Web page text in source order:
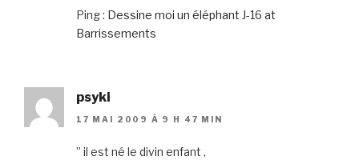
Ping : Dessine moi un éléphant J-16 at
Barrissements
psyki
17 MAI 2009 À 9 H 47 MIN
” il est né le divin enfant ,